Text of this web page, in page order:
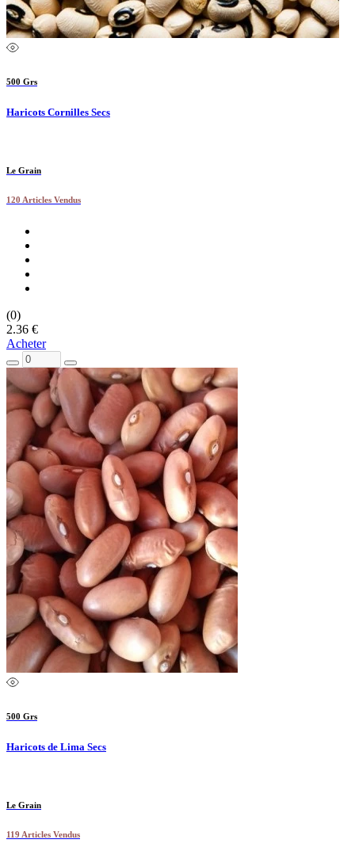
500 Grs
Haricots Cornilles Secs
Le Grain
120 Articles Vendus
(0)
2.36 €
Acheter
500 Grs
Haricots de Lima Secs
Le Grain
119 Articles Vendus